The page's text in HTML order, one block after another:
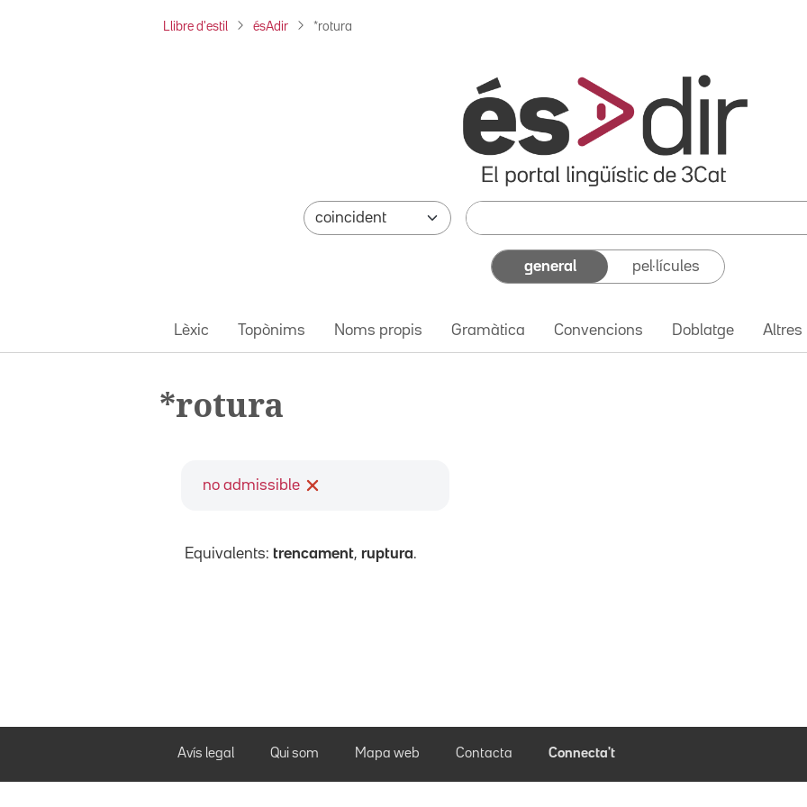
Llibre d'estil ésAdir *rotura
general pel·lícules
Lèxic Topònims Noms propis Gramàtica Convencions Doblatge Altres
*rotura
no admissible
Equivalents: trencament, ruptura.
Avís legal Qui som Mapa web Contacta Connecta't